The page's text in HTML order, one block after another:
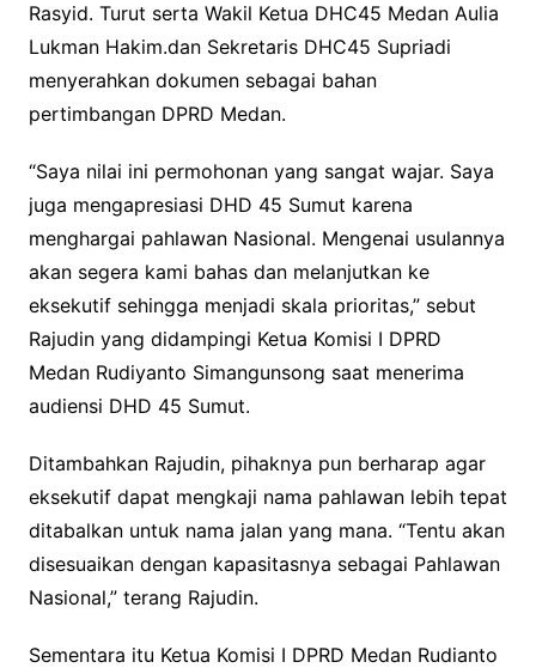
Rasyid. Turut serta Wakil Ketua DHC45 Medan Aulia
Lukman Hakim.dan Sekretaris DHC45 Supriadi
menyerahkan dokumen sebagai bahan
pertimbangan DPRD Medan.
“Saya nilai ini permohonan yang sangat wajar. Saya
juga mengapresiasi DHD 45 Sumut karena
menghargai pahlawan Nasional. Mengenai usulannya
akan segera kami bahas dan melanjutkan ke
eksekutif sehingga menjadi skala prioritas,” sebut
Rajudin yang didampingi Ketua Komisi I DPRD
Medan Rudiyanto Simangunsong saat menerima
audiensi DHD 45 Sumut.
Ditambahkan Rajudin, pihaknya pun berharap agar
eksekutif dapat mengkaji nama pahlawan lebih tepat
ditabalkan untuk nama jalan yang mana. “Tentu akan
disesuaikan dengan kapasitasnya sebagai Pahlawan
Nasional,” terang Rajudin.
Sementara itu Ketua Komisi I DPRD Medan Rudianto